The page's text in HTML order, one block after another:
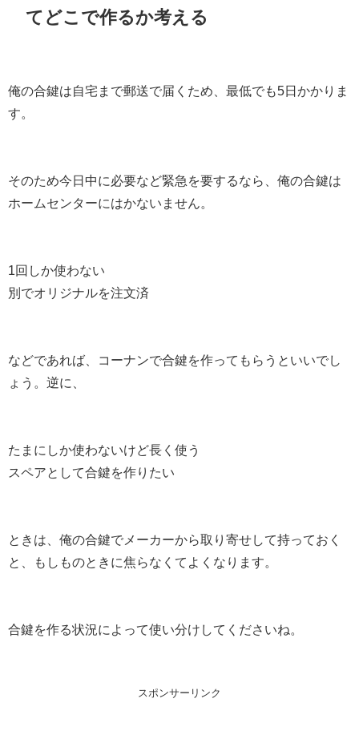
てどこで作るか考える
俺の合鍵は自宅まで郵送で届くため、最低でも5日かかりま
す。
そのため今日中に必要など緊急を要するなら、俺の合鍵は
ホームセンターにはかないません。
1回しか使わない
別でオリジナルを注文済
などであれば、コーナンで合鍵を作ってもらうといいでし
ょう。逆に、
たまにしか使わないけど長く使う
スペアとして合鍵を作りたい
ときは、俺の合鍵でメーカーから取り寄せして持っておく
と、もしものときに焦らなくてよくなります。
合鍵を作る状況によって使い分けしてくださいね。
スポンサーリンク